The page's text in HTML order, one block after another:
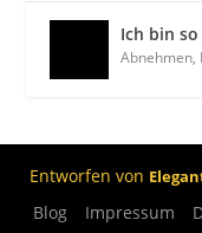
Ich bin
Abnehmen,
Entworfen von
Blog Impressum